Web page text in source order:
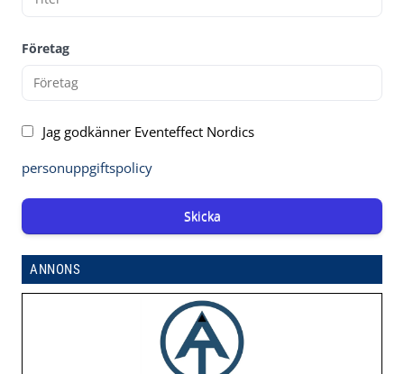
Företag
Jag godkänner Eventeffect Nordics
personuppgiftspolicy
Skicka
ANNONS